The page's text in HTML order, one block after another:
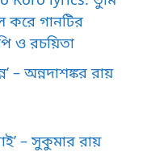
করে গানটির
ও রচয়িতা
– অন্নদাশঙ্কর রায়
– সুকুমার রায়